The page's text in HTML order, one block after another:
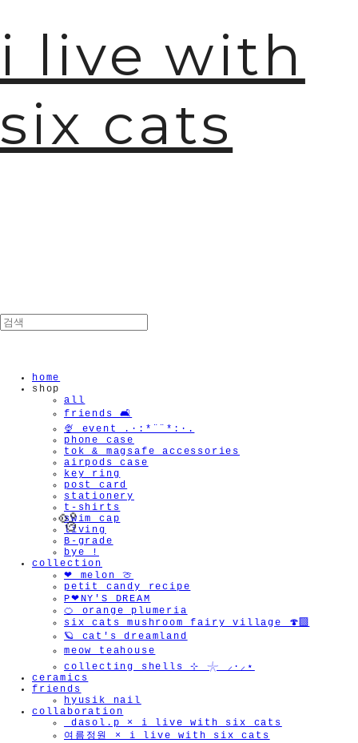
i live with
six cats
home
shop
all
friends 🛋️
🍨 event .·:*¨¨*:·.
phone case
tok & magsafe accessories
airpods case
key ring
post card
stationery
t-shirts
swim cap
living
B-grade
bye !
collection
❤︎ melon 🍈
petit candy recipe
P❤︎NY'S DREAM
🍊 orange plumeria
six cats mushroom fairy village 🍄‍🟫
🪐 cat's dreamland
meow teahouse
collecting shells ⊹ 𓇼 ⸝·⸝⋆
ceramics
friends
hyusik_nail
collaboration
_dasol.p × i live with six cats
여름정원 × i live with six cats